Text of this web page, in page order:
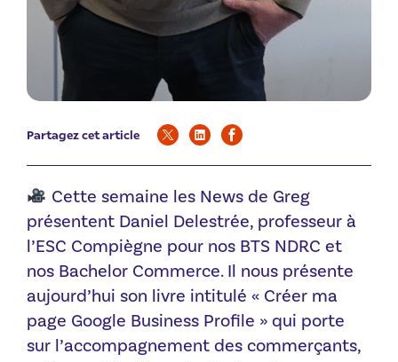
Partagez cet article
Cette semaine les News de Greg
présentent Daniel Delestrée, professeur à
l’ESC Compiègne pour nos BTS NDRC et
nos Bachelor Commerce. Il nous présente
aujourd’hui son livre intitulé « Créer ma
page Google Business Profile » qui porte
sur l’accompagnement des commerçants,